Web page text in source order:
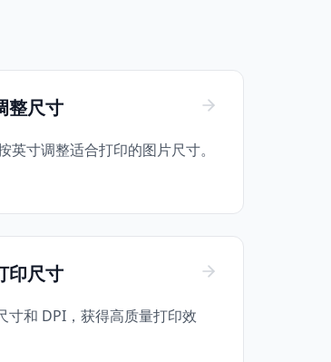
整尺寸
英寸调整适合打印的图片尺寸。
印尺寸
寸和 DPI，获得高质量打印效